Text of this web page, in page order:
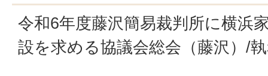
令和6年度藤沢簡易裁判所に横浜
設を求める協議会総会（藤沢）/